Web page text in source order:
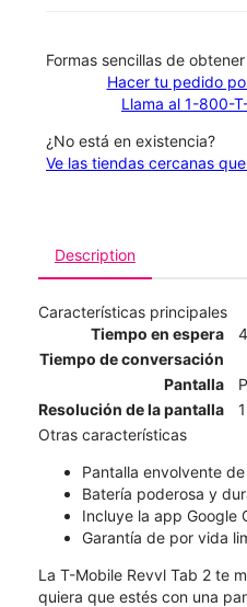
​​​​​​​Formas sencillas de
Hacer tu pedido
Llama al 1-800-
¿No está en existencia?
Ve las tiendas cercanas
Description
Características principales
Tiempo en espera
Tiempo de conversación
Pantalla
Resolución de la pantalla
Otras características
Pantalla envolvente de
Batería poderosa y
Incluye la app Google
Garantía de por vida
La T-Mobile Revvl Tab 2 te
quiera que estés con una